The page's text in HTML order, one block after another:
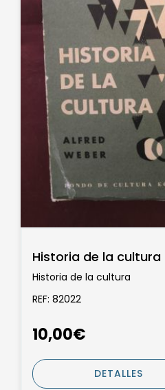
Historia de la cultura
Historia de la cultura
REF: 82022
10,00€
DETALLES